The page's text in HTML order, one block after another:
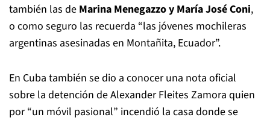
también las de Marina Menegazzo y María José Coni,
o como seguro las recuerda “las jóvenes mochileras
argentinas asesinadas en Montañita, Ecuador”.
En Cuba también se dio a conocer una nota oficial
sobre la detención de Alexander Fleites Zamora quien
por “un móvil pasional” incendió la casa donde se